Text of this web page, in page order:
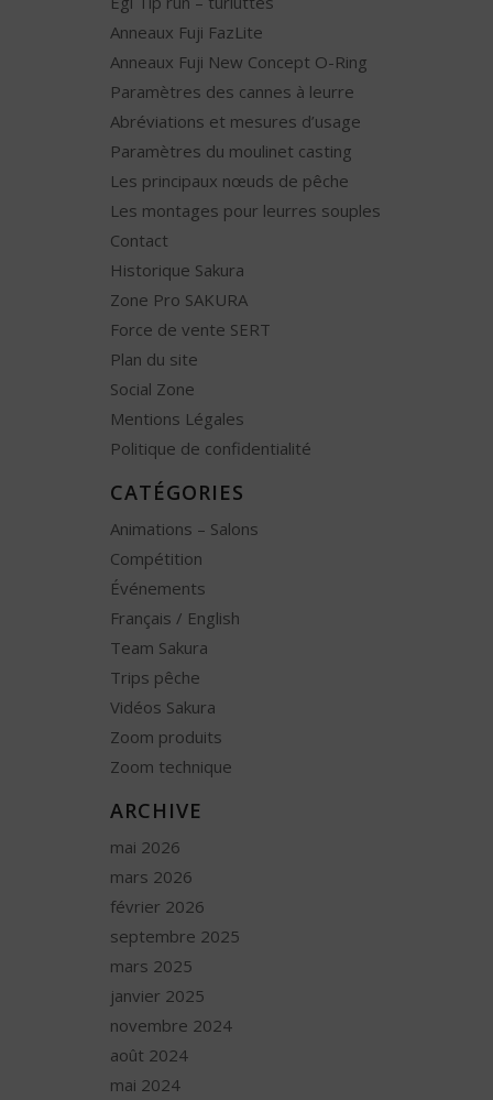
Anneaux Fuji FazLite
Anneaux Fuji New Concept O-Ring
Paramètres des cannes à leurre
Abréviations et mesures d’usage
Paramètres du moulinet casting
Les principaux nœuds de pêche
Les montages pour leurres souples
Contact
Historique Sakura
Zone Pro SAKURA
Force de vente SERT
Plan du site
Social Zone
Mentions Légales
Politique de confidentialité
CATÉGORIES
Animations – Salons
Compétition
Événements
Français / English
Team Sakura
Trips pêche
Vidéos Sakura
Zoom produits
Zoom technique
ARCHIVE
mai 2026
mars 2026
février 2026
septembre 2025
mars 2025
janvier 2025
novembre 2024
août 2024
mai 2024